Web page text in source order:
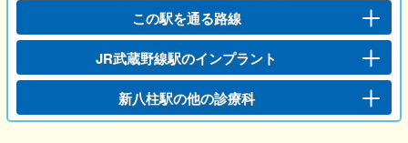
この駅を通る路線
JR武蔵野線駅のインプラント
新八柱駅の他の診療科